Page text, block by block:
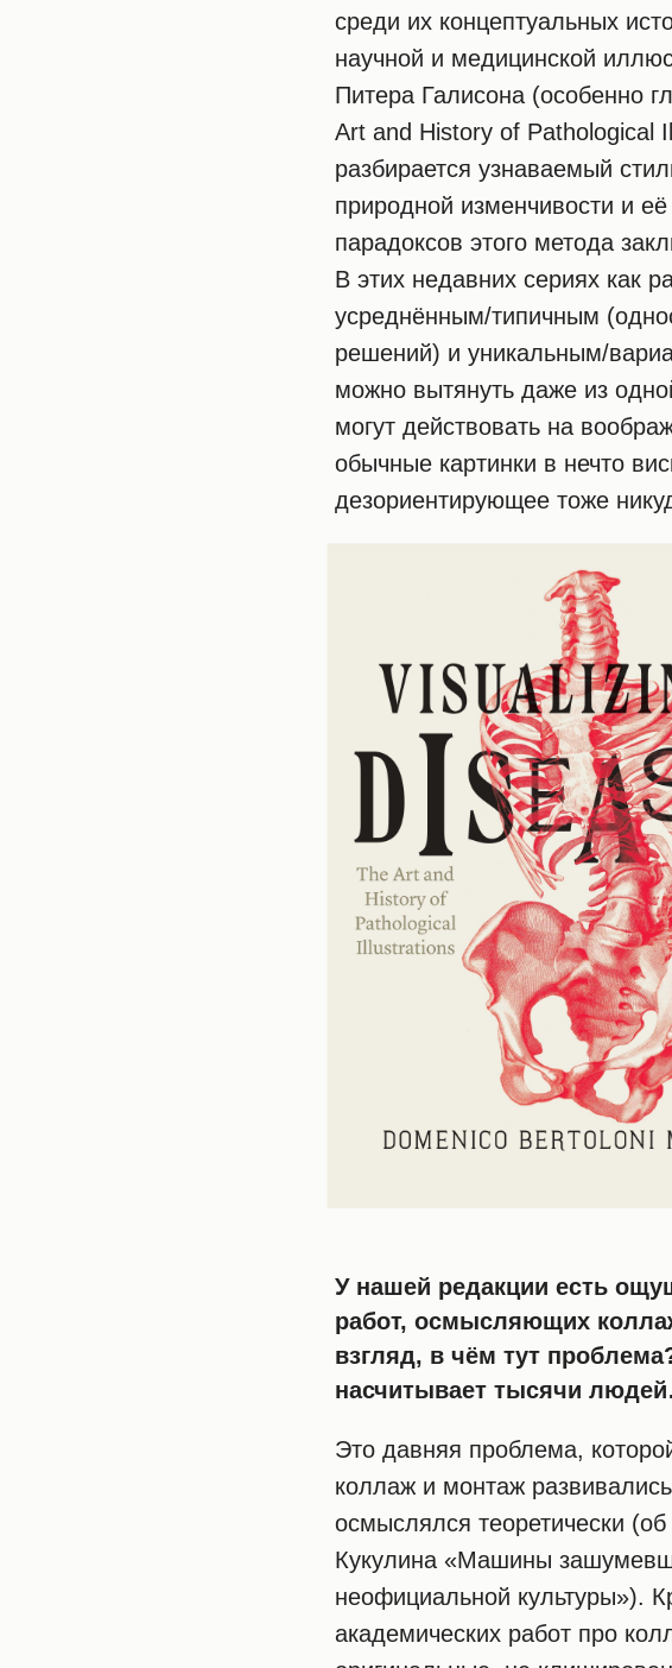
среди их концептуальных
научной и медицинской
Питера Галисона (особенно
Art and History of Pathological
разбирается узнаваемый
природной изменчивости и
парадоксов этого метода
В этих недавних сериях как
усреднённым/типичным
решений) и уникальным/
можно вытянуть даже из
могут действовать на
обычные картинки в нечто
дезориентирующее тоже
У нашей редакции есть
работ, осмысляющих
взгляд, в чём тут
насчитывает тысячи
Это давняя проблема,
коллаж и монтаж
осмыслялся теоретически
Кукулина «Машины
неофициальной культуры»).
академических работ про